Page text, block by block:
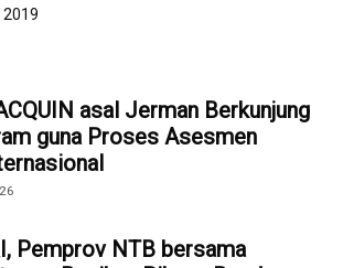
2019
asal Jerman Berkunjung
guna Proses Asesmen
Pemprov NTB bersama